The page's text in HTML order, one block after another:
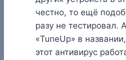
честно, то ещё
разу не тестировал.
«TuneUp» в
этот антивирус